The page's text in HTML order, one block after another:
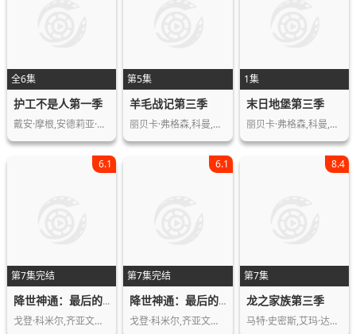
全6集
护工不是人第一季
戴安·摩根,安德莉亚·瓦尔斯,凯瑟琳·…
第5集
羊毛战记第三季
丽贝卡·弗格森,科曼,哈丽特·瓦尔特,…
1集
末日地堡第三季
丽贝卡·弗格森,科曼,哈丽特·瓦尔特,…
第7集完结
6.1
降世神通：最后的气宗第二季
戈登·科米尔,齐亚文提奥,伊恩·欧斯利…
第7集完结
6.1
降世神通：最后的气宗（真人版）第二季
戈登·科米尔,齐亚文提奥,伊恩·欧斯利…
第7集
8.4
龙之家族第三季
马特·史密斯,艾玛·达西,奥利维亚·库…